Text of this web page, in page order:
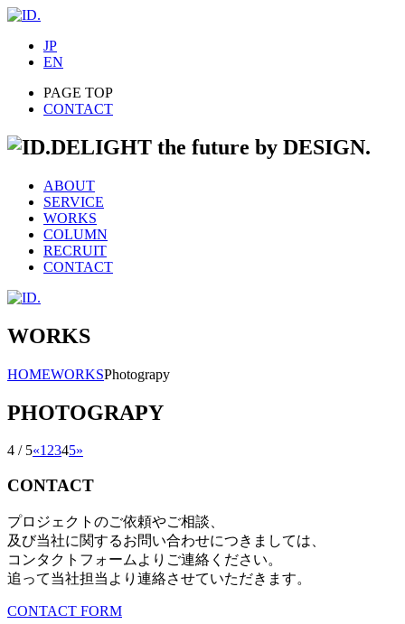
JP
EN
PAGE TOP
CONTACT
DELIGHT the future by DESIGN.
ABOUT
SERVICE
WORKS
COLUMN
RECRUIT
CONTACT
WORKS
HOMEWORKSPhotograpy
PHOTOGRAPY
4 / 5«12345»
CONTACT
プロジェクトのご依頼やご相談、
及び当社に関するお問い合わせにつきましては、
コンタクトフォームよりご連絡ください。
追って当社担当より連絡させていただきます。
CONTACT FORM